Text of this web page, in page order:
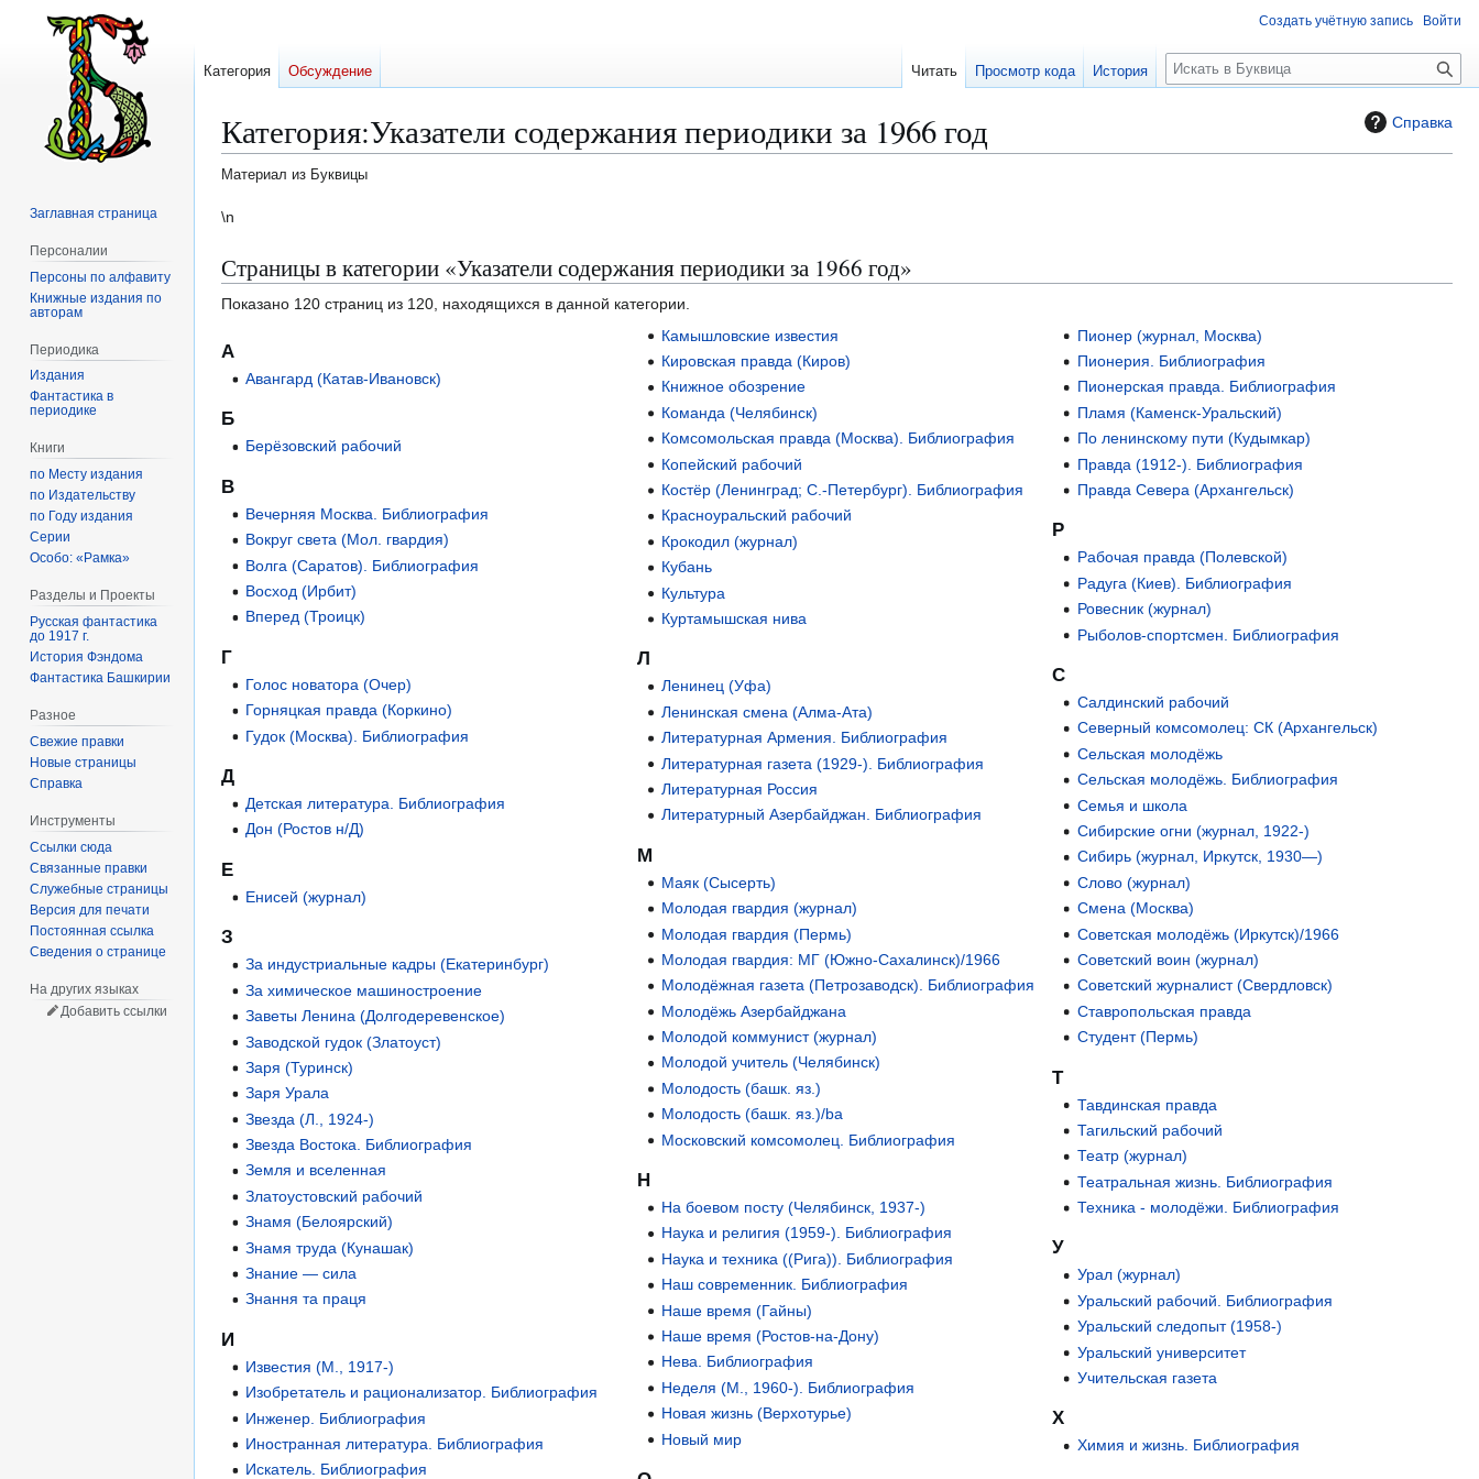
Справка
Категория:Указатели содержания периодики за 1966 год
Материал из Буквицы
Перейти
навигации
Перейти
поиску
\n
Страницы в категории «Указатели содержания периодики за 1966 год»
Показано 120 страниц из 120, находящихся в данной категории.
А
Авангард (Катав-Ивановск)
Б
Берёзовский рабочий
В
Вечерняя Москва. Библиография
Вокруг света (Мол. гвардия)
Волга (Саратов). Библиография
Восход (Ирбит)
Вперед (Троицк)
Г
Голос новатора (Очер)
Горняцкая правда (Коркино)
Гудок (Москва). Библиография
Д
Детская литература. Библиография
Дон (Ростов н/Д)
Е
Енисей (журнал)
З
За индустриальные кадры (Екатеринбург)
За химическое машиностроение
Заветы Ленина (Долгодеревенское)
Заводской гудок (Златоуст)
Заря (Туринск)
Заря Урала
Звезда (Л., 1924-)
Звезда Востока. Библиография
Земля и вселенная
Златоустовский рабочий
Знамя (Белоярский)
Знамя труда (Кунашак)
Знание — сила
Знання та праця
И
Известия (М., 1917-)
Изобретатель и рационализатор. Библиография
Инженер. Библиография
Иностранная литература. Библиография
Искатель. Библиография
Камышловские известия
Кировская правда (Киров)
Книжное обозрение
Команда (Челябинск)
Комсомольская правда (Москва). Библиография
Копейский рабочий
Костёр (Ленинград; С.-Петербург). Библиография
Красноуральский рабочий
Крокодил (журнал)
Кубань
Культура
Куртамышская нива
Л
Ленинец (Уфа)
Ленинская смена (Алма-Ата)
Литературная Армения. Библиография
Литературная газета (1929-). Библиография
Литературная Россия
Литературный Азербайджан. Библиография
М
Маяк (Сысерть)
Молодая гвардия (журнал)
Молодая гвардия (Пермь)
Молодая гвардия: МГ (Южно-Сахалинск)/1966
Молодёжная газета (Петрозаводск). Библиография
Молодёжь Азербайджана
Молодой коммунист (журнал)
Молодой учитель (Челябинск)
Молодость (башк. яз.)
Молодость (башк. яз.)/ba
Московский комсомолец. Библиография
Н
На боевом посту (Челябинск, 1937-)
Наука и религия (1959-). Библиография
Наука и техника ((Рига)). Библиография
Наш современник. Библиография
Наше время (Гайны)
Наше время (Ростов-на-Дону)
Нева. Библиография
Неделя (М., 1960-). Библиография
Новая жизнь (Верхотурье)
Новый мир
Пионер (журнал, Москва)
Пионерия. Библиография
Пионерская правда. Библиография
Пламя (Каменск-Уральский)
По ленинскому пути (Кудымкар)
Правда (1912-). Библиография
Правда Севера (Архангельск)
Р
Рабочая правда (Полевской)
Радуга (Киев). Библиография
Ровесник (журнал)
Рыболов-спортсмен. Библиография
С
Салдинский рабочий
Северный комсомолец: СК (Архангельск)
Сельская молодёжь
Сельская молодёжь. Библиография
Семья и школа
Сибирские огни (журнал, 1922-)
Сибирь (журнал, Иркутск, 1930—)
Слово (журнал)
Смена (Москва)
Советская молодёжь (Иркутск)/1966
Советский воин (журнал)
Советский журналист (Свердловск)
Ставропольская правда
Студент (Пермь)
Т
Тавдинская правда
Тагильский рабочий
Театр (журнал)
Театральная жизнь. Библиография
Техника - молодёжи. Библиография
У
Урал (журнал)
Уральский рабочий. Библиография
Уральский следопыт (1958-)
Уральский университет
Учительская газета
Х
Химия и жизнь. Библиография
Создать учётную запись Войти
Категория Обсуждение Читать Просмотр кода История
П
о
к
Заглавная страница
Персоналии
Персоны по алфавиту
Книжные издания по
авторам
Периодика
Издания
Фантастика в
периодике
Книги
по Месту издания
по Издательству
по Году издания
Серии
Особо: «Рамка»
Разделы и Проекты
Русская фантастика
до 1917 г.
История Фэндома
Фантастика Башкирии
Разное
Свежие правки
Новые страницы
Справка
Инструменты
Ссылки сюда
Связанные правки
Служебные страницы
Версия для печати
Постоянная ссылка
Сведения о странице
На других языках
Добавить ссылки